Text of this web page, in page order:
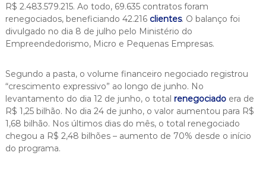
R$ 2.483.579.215. Ao todo, 69.635 contratos foram
renegociados, beneficiando 42.216 clientes. O balanço foi
divulgado no dia 8 de julho pelo Ministério do
Empreendedorismo, Micro e Pequenas Empresas.
Segundo a pasta, o volume financeiro negociado registrou
“crescimento expressivo” ao longo de junho. No
levantamento do dia 12 de junho, o total renegociadoera de
R$ 1,25 bilhão. No dia 24 de junho, o valor aumentou para R$
1,68 bilhão. Nos últimos dias do mês, o total renegociado
chegou a R$ 2,48 bilhões – aumento de 70% desde o início
do programa.